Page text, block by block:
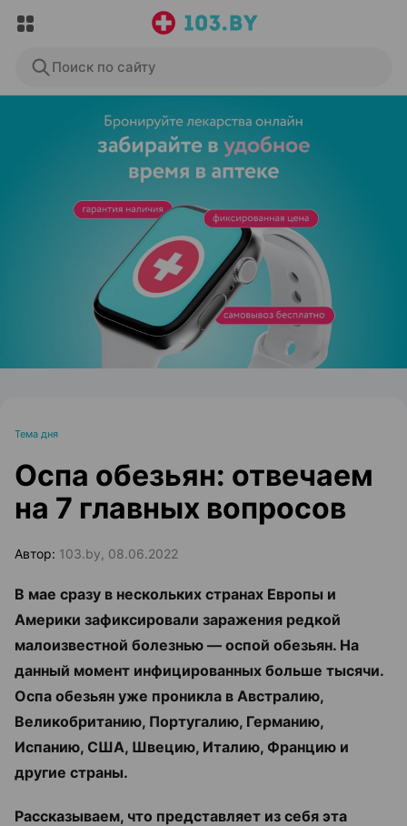
Поиск по сайту
ЭФФЕКТИВНАЯ РЕКЛАМА НА САЙТЕ
Тема дня
Оспа обезьян: отвечаем
на 7 главных вопросов
Автор: 103.by, 08.06.2022
В мае сразу в нескольких странах Европы и
Америки зафиксировали заражения редкой
малоизвестной болезнью — оспой обезьян. На
данный момент инфицированных больше тысячи.
Оспа обезьян уже проникла в Австралию,
Великобританию, Португалию, Германию,
Испанию, США, Швецию, Италию, Францию и
другие страны.
Рассказываем, что представляет из себя эта